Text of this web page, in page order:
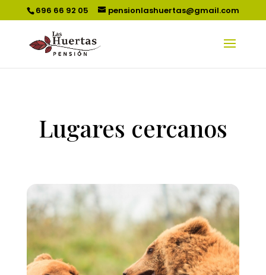
696 66 92 05 pensionlashuertas@gmail.com
Lugares cercanos